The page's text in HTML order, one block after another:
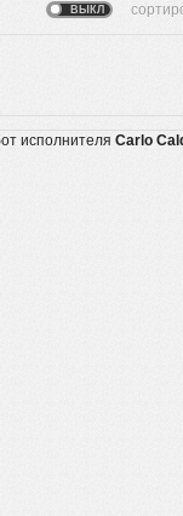
исполнителя Carlo